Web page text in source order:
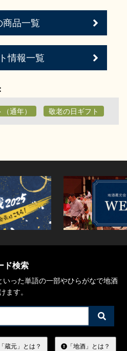
商品一覧
情報一覧
通年） 敬老の日ギフト
ド検索
いった単語の一部やひらがなで地酒
ます。
検
索
す
る
「蔵元」とは？ 「地酒」とは？